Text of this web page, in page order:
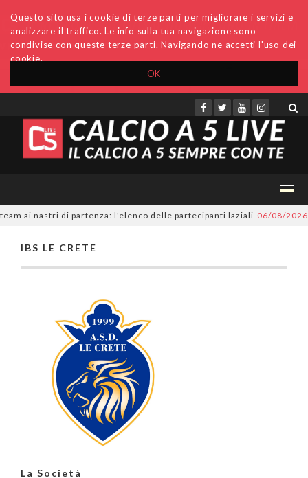
OK
Questo sito usa i cookie di terze parti per migliorare i servizi e
analizzare il traffico. Le info sulla tua navigazione sono
condivise con queste terze parti. Navigando ne accetti l'uso dei
cookie.
Accedi Archivio Invio comunicati Redazione
ai nastri di partenza: l'elenco delle partecipanti laziali 06/08/2026
IBS LE CRETE
La Società